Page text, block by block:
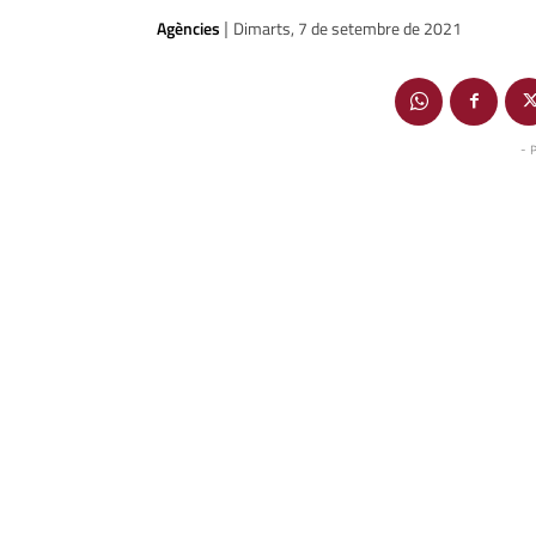
Agències | Dimarts, 7 de setembre de 2021
-